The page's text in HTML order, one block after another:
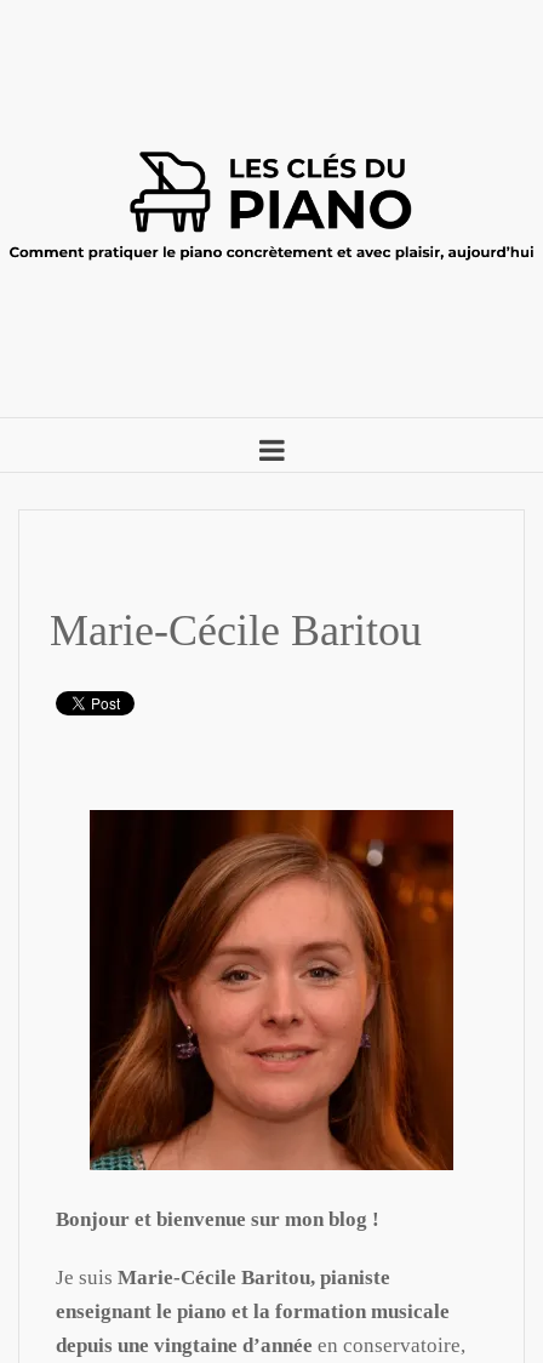
Marie-Cécile Baritou
Bonjour et bienvenue sur mon blog !
Je suis Marie-Cécile Baritou, pianiste
enseignant le piano et la formation musicale
depuis une vingtaine d’année en conservatoire,